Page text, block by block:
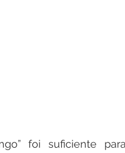
foi suficiente